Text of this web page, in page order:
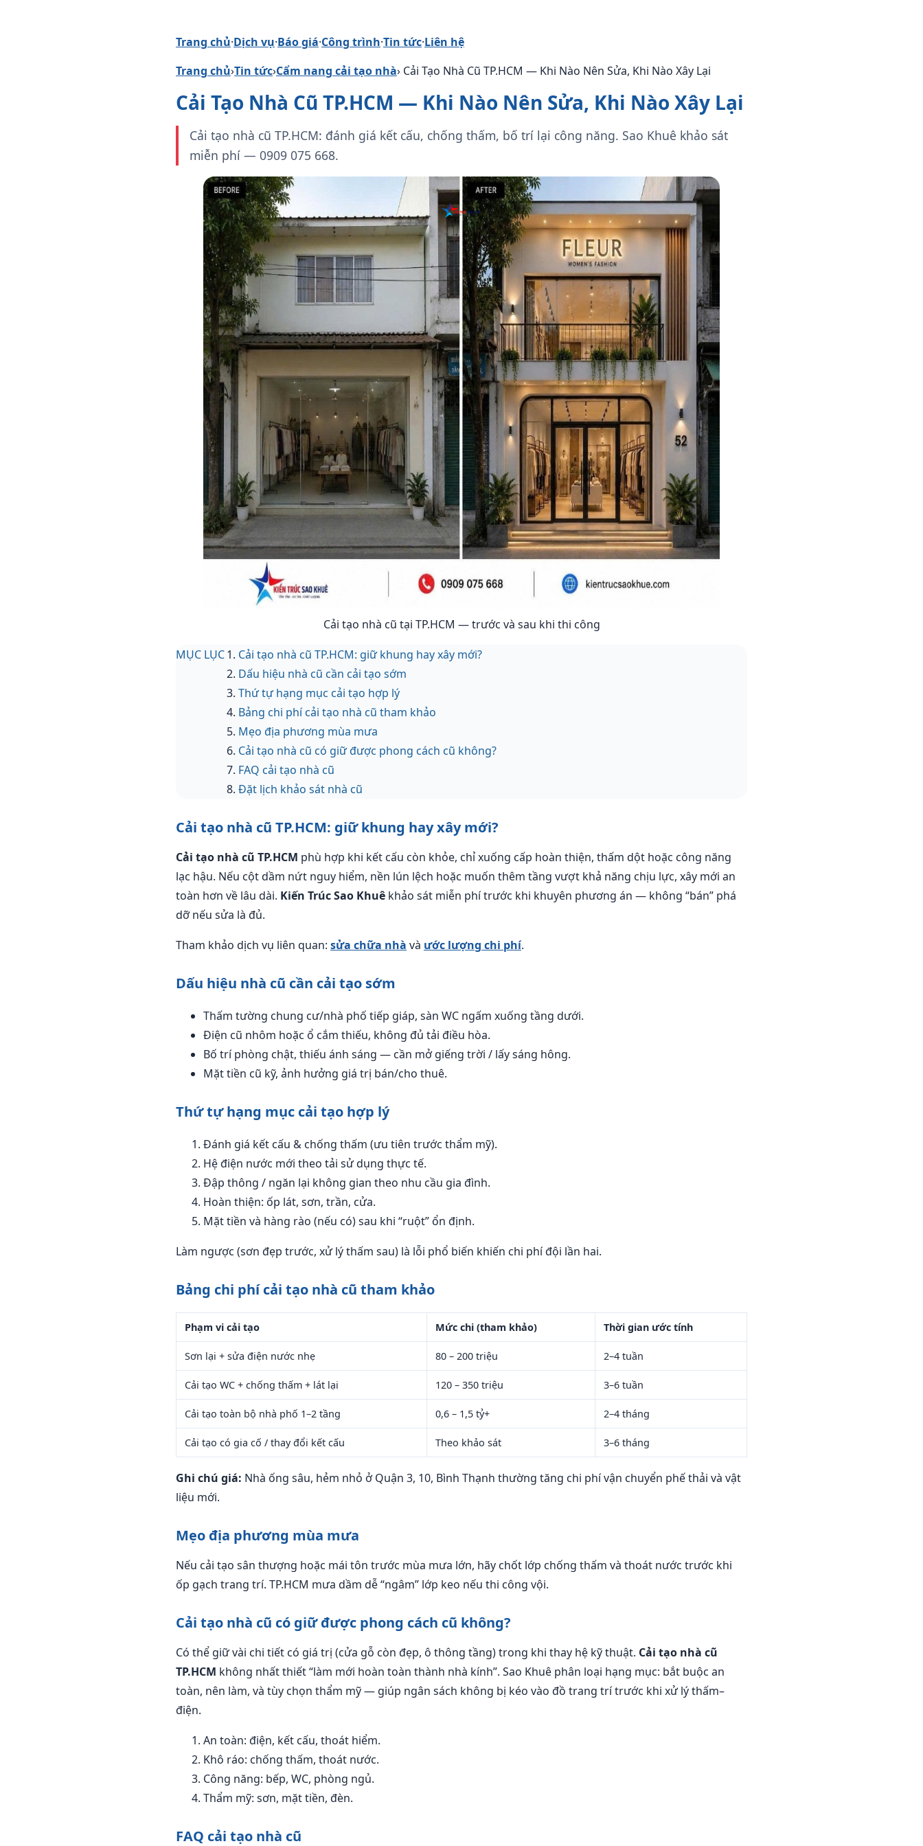
Trang chủ·Dịch vụ·Báo giá·Công trình·Tin tức·Liên hệ
Trang chủ›Tin tức›Cẩm nang cải tạo nhà› Cải Tạo Nhà Cũ TP.HCM — Khi Nào Nên Sửa, Khi Nào Xây Lại
Cải Tạo Nhà Cũ TP.HCM — Khi Nào Nên Sửa, Khi Nào Xây Lại
Cải tạo nhà cũ TP.HCM: đánh giá kết cấu, chống thấm, bố trí lại công năng. Sao Khuê khảo sát
miễn phí — 0909 075 668.
Cải tạo nhà cũ tại TP.HCM — trước và sau khi thi công
MỤC LỤC
Cải tạo nhà cũ TP.HCM: giữ khung hay xây mới?
Dấu hiệu nhà cũ cần cải tạo sớm
Thứ tự hạng mục cải tạo hợp lý
Bảng chi phí cải tạo nhà cũ tham khảo
Mẹo địa phương mùa mưa
Cải tạo nhà cũ có giữ được phong cách cũ không?
FAQ cải tạo nhà cũ
Đặt lịch khảo sát nhà cũ
Cải tạo nhà cũ TP.HCM: giữ khung hay xây mới?
Cải tạo nhà cũ TP.HCM phù hợp khi kết cấu còn khỏe, chỉ xuống cấp hoàn thiện, thấm dột hoặc công năng
lạc hậu. Nếu cột dầm nứt nguy hiểm, nền lún lệch hoặc muốn thêm tầng vượt khả năng chịu lực, xây mới an
toàn hơn về lâu dài. Kiến Trúc Sao Khuê khảo sát miễn phí trước khi khuyên phương án — không “bán” phá
dỡ nếu sửa là đủ.
Tham khảo dịch vụ liên quan: sửa chữa nhà và ước lượng chi phí.
Dấu hiệu nhà cũ cần cải tạo sớm
Thấm tường chung cư/nhà phố tiếp giáp, sàn WC ngấm xuống tầng dưới.
Điện cũ nhôm hoặc ổ cắm thiếu, không đủ tải điều hòa.
Bố trí phòng chật, thiếu ánh sáng — cần mở giếng trời / lấy sáng hông.
Mặt tiền cũ kỹ, ảnh hưởng giá trị bán/cho thuê.
Thứ tự hạng mục cải tạo hợp lý
Đánh giá kết cấu & chống thấm (ưu tiên trước thẩm mỹ).
Hệ điện nước mới theo tải sử dụng thực tế.
Đập thông / ngăn lại không gian theo nhu cầu gia đình.
Hoàn thiện: ốp lát, sơn, trần, cửa.
Mặt tiền và hàng rào (nếu có) sau khi “ruột” ổn định.
Làm ngược (sơn đẹp trước, xử lý thấm sau) là lỗi phổ biến khiến chi phí đội lần hai.
Bảng chi phí cải tạo nhà cũ tham khảo
Phạm vi cải tạo Mức chi (tham khảo) Thời gian ước tính
Sơn lại + sửa điện nước nhẹ 80 – 200 triệu 2–4 tuần
Cải tạo WC + chống thấm + lát lại 120 – 350 triệu 3–6 tuần
Cải tạo toàn bộ nhà phố 1–2 tầng 0,6 – 1,5 tỷ+ 2–4 tháng
Cải tạo có gia cố / thay đổi kết cấu Theo khảo sát 3–6 tháng
Ghi chú giá: Nhà ống sâu, hẻm nhỏ ở Quận 3, 10, Bình Thạnh thường tăng chi phí vận chuyển phế thải và vật
liệu mới.
Mẹo địa phương mùa mưa
Nếu cải tạo sân thượng hoặc mái tôn trước mùa mưa lớn, hãy chốt lớp chống thấm và thoát nước trước khi
ốp gạch trang trí. TP.HCM mưa dầm dễ “ngâm” lớp keo nếu thi công vội.
Cải tạo nhà cũ có giữ được phong cách cũ không?
Có thể giữ vài chi tiết có giá trị (cửa gỗ còn đẹp, ô thông tầng) trong khi thay hệ kỹ thuật. Cải tạo nhà cũ
TP.HCM không nhất thiết “làm mới hoàn toàn thành nhà kính”. Sao Khuê phân loại hạng mục: bắt buộc an
toàn, nên làm, và tùy chọn thẩm mỹ — giúp ngân sách không bị kéo vào đồ trang trí trước khi xử lý thấm–
điện.
An toàn: điện, kết cấu, thoát hiểm.
Khô ráo: chống thấm, thoát nước.
Công năng: bếp, WC, phòng ngủ.
Thẩm mỹ: sơn, mặt tiền, đèn.
FAQ cải tạo nhà cũ